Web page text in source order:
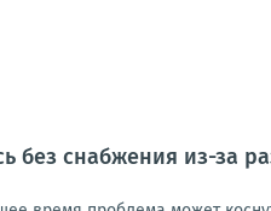
без снабжения из-за